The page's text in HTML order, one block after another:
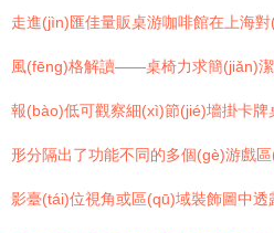
走進(jìn)匯佳量販桌游咖啡館在上海
風(fēng)格解讀——桌椅力求簡(jiǎn)
報(bào)低可觀察細(xì)節(jié)墻掛卡牌
形分隔出了功能不同的多個(gè)游戲
影臺(tái)位視角或區(qū)域裝飾圖中